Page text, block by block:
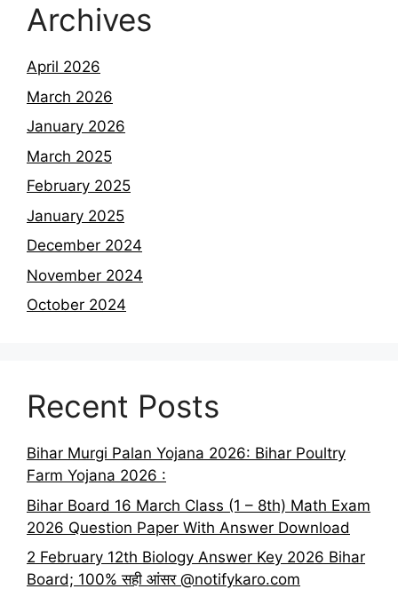
Archives
April 2026
March 2026
January 2026
March 2025
February 2025
January 2025
December 2024
November 2024
October 2024
Recent Posts
Bihar Murgi Palan Yojana 2026: Bihar Poultry
Farm Yojana 2026 :
Bihar Board 16 March Class (1 – 8th) Math Exam
2026 Question Paper With Answer Download
2 February 12th Biology Answer Key 2026 Bihar
Board; 100% सही आंसर @notifykaro.com